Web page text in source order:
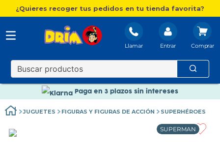
¿Quieres recoger tus pedidos en tu tienda favorita?
Llamar Entrar
Nuevo catálogo Aire Libre
Envío gratis. A partir de 60€(excepto Baleares)
Paga en 3 plazos sin intereses
Paga en 3 plazos sin intereses
JUGUETES FIGURAS Y FIGURAS DE ACCIÓN SUPERHÉROES
SUPERMAN